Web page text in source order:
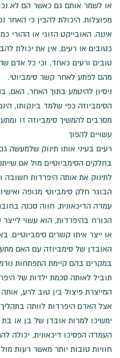
או לשמר אותם גם כאשר הם לא
מפוצלות. היכולת להבין כי האחר
איננה. האובייקט הזוגי או ההורי
כטובים או רעים, אין את יכולת
טובים ורעים כאחד, וכי כל אדם
מהם לפתע לאחר קשר סימביוטי.
ניסיון להיטמע בתוך האחר, האם,
הסימביוזה כפי שלמד בינקותו,
מסרבים להמשיך סימביוזה זו
עשויים להפוך
רעים בעיני אותו תינוק שלמעשה
בחלקים הסימביוטיים מול אם
לתינוק את אותה היפרדות חשובה
הבוגר חלק סימביוטי מגופה
עמדה הדיכאונית, חווה סכנה
הכורח בהיפרדות, הוא עשוי
או ייצר איתו קשרים סימביוטיים.
האובדן של סימביוזה עם האם
במקרים בהם קיימת התפתחות
תוביל לאותה סכמת ילדות של
המייצרת פיצול בין טוב לרע,
אצל האדם היפרדות לוותה
ימשיכו למרות אובדן של בן או בת
העמדה הפסיכו דיכאונית, יכולה
חוויות טובות יותר מאשר רעות